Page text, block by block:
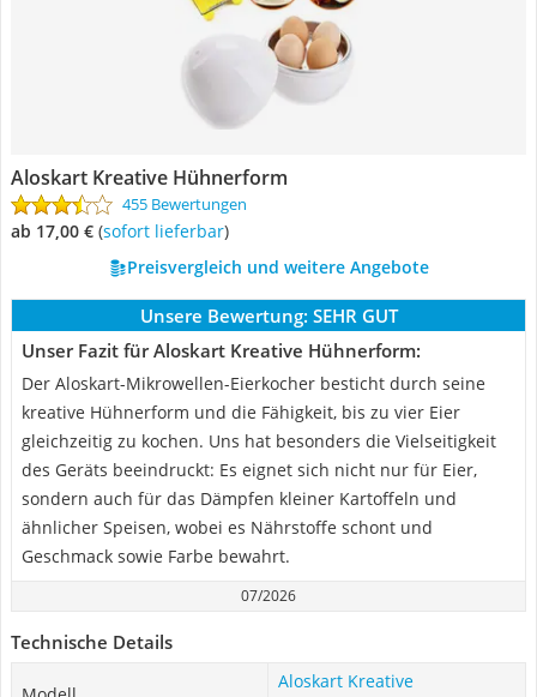
Aloskart Kreative Hühnerform
455 Bewertungen
ab 17,00 € ( Sofort lieferbar)
Preisvergleich und weitere Angebote
Unsere Bewertung: SEHR GUT
Unser Fazit für Aloskart Kreative Hühnerform:
Der Aloskart-Mikrowellen-Eierkocher besticht durch seine
kreative Hühnerform und die Fähigkeit, bis zu vier Eier
gleichzeitig zu kochen. Uns hat besonders die Vielseitigkeit
des Geräts beeindruckt: Es eignet sich nicht nur für Eier,
sondern auch für das Dämpfen kleiner Kartoffeln und
ähnlicher Speisen, wobei es Nährstoffe schont und
Geschmack sowie Farbe bewahrt.
07/2026
Technische Details
Aloskart Kreative